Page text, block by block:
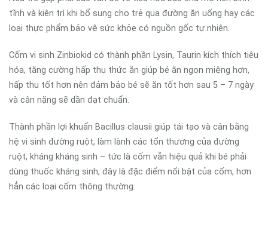
tĩnh và kiên trì khi bổ sung cho trẻ qua đường ăn uống hay các
loại thực phẩm bảo vệ sức khỏe có nguồn gốc tự nhiên.
Cốm vi sinh Zinbiokid có thành phần Lysin, Taurin kích thích tiêu
hóa, tăng cường hấp thu thức ăn giúp bé ăn ngon miệng hơn,
hấp thu tốt hơn nên đảm bảo bé sẽ ăn tốt hơn sau 5 – 7 ngày
và cân nặng sẽ dần đạt chuẩn.
Thành phần lợi khuẩn Bacillus clausii giúp tái tạo và cân bằng
hệ vi sinh đường ruột, làm lành các tổn thương của đường
ruột, kháng kháng sinh – tức là cốm vẫn hiệu quả khi bé phải
dùng thuốc kháng sinh, đây là đặc điểm nổi bật của cốm, hơn
hẳn các loại cốm thông thường.